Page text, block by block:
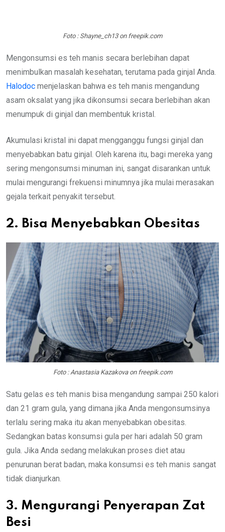
Foto : Shayne_ch13 on freepik.com
Mengonsumsi es teh manis secara berlebihan dapat
menimbulkan masalah kesehatan, terutama pada ginjal Anda.
Halodoc menjelaskan bahwa es teh manis mengandung
asam oksalat yang jika dikonsumsi secara berlebihan akan
menumpuk di ginjal dan membentuk kristal.
Akumulasi kristal ini dapat mengganggu fungsi ginjal dan
menyebabkan batu ginjal. Oleh karena itu, bagi mereka yang
sering mengonsumsi minuman ini, sangat disarankan untuk
mulai mengurangi frekuensi minumnya jika mulai merasakan
gejala terkait penyakit tersebut.
2. Bisa Menyebabkan Obesitas
Foto : Anastasia Kazakova on freepik.com
Satu gelas es teh manis bisa mengandung sampai 250 kalori
dan 21 gram gula, yang dimana jika Anda mengonsumsinya
terlalu sering maka itu akan menyebabkan obesitas.
Sedangkan batas konsumsi gula per hari adalah 50 gram
gula. Jika Anda sedang melakukan proses diet atau
penurunan berat badan, maka konsumsi es teh manis sangat
tidak dianjurkan.
3. Mengurangi Penyerapan Zat
Besi